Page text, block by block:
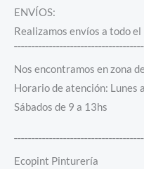
ENVÍOS:
Realizamos envíos a todo el
Nos encontramos en zona
Horario de atención: Lunes
Sábados de 9 a 13hs
Ecopint Pinturería